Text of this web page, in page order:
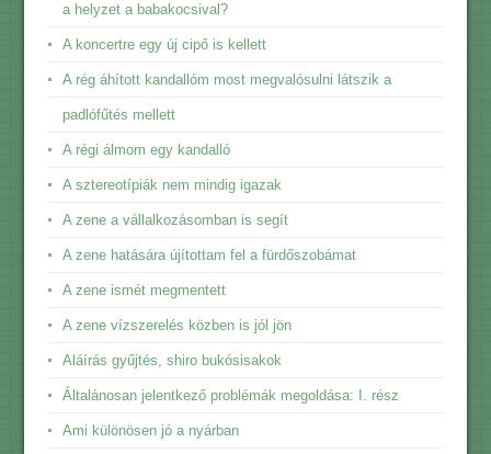
a helyzet a babakocsival?
A koncertre egy új cipő is kellett
A rég áhított kandallóm most megvalósulni látszik a
padlófűtés mellett
A régi álmom egy kandalló
A sztereotípiák nem mindig igazak
A zene a vállalkozásomban is segít
A zene hatására újítottam fel a fürdőszobámat
A zene ismét megmentett
A zene vízszerelés közben is jól jön
Aláírás gyűjtés, shiro bukósisakok
Általánosan jelentkező problémák megoldása: I. rész
Ami különösen jó a nyárban